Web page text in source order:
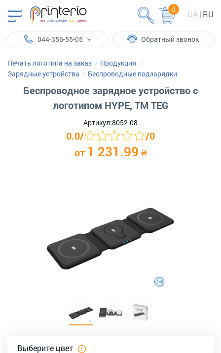
UA RU
0
044-356-55-05 Обратный звонок
Печать логотипа на заказ
Продукция
Зарядные устройства
Беспроводные подзарядки
Беспроводное зарядное устройство с
логотипом HYPE, TM TEG
Артикул:8052-08
0.0/ /0
от 1 231.99 ₴
Выберите цвет